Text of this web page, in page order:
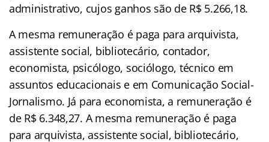
administrativo, cujos ganhos são de R$ 5.266,18.
A mesma remuneração é paga para arquivista,
assistente social, bibliotecário, contador,
economista, psicólogo, sociólogo, técnico em
assuntos educacionais e em Comunicação Social-
Jornalismo. Já para economista, a remuneração é
de R$ 6.348,27. A mesma remuneração é paga
para arquivista, assistente social, bibliotecário,